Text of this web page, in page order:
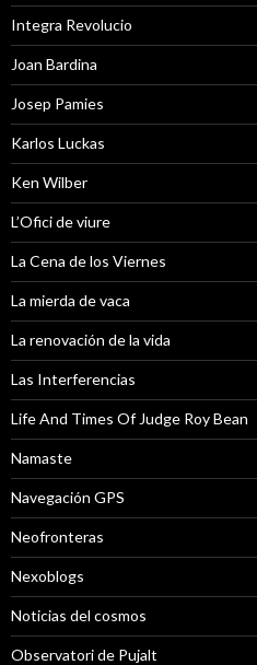
Integra Revolucio
Joan Bardina
Josep Pamies
Karlos Luckas
Ken Wilber
L’Ofici de viure
La Cena de los Viernes
La mierda de vaca
La renovación de la vida
Las Interferencias
Life And Times Of Judge Roy Bean
Namaste
Navegación GPS
Neofronteras
Nexoblogs
Noticias del cosmos
Observatori de Pujalt